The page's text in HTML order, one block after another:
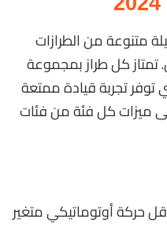
كونا 2024 بتشكيلة متنوعة من الطرازات
تمتاز كل طراز بمجموعة
توفر تجربة قيادة ممتعة
ميزات كل فئة من فئات
حصانًا وناقل حركة أوتوماتيكي متغير